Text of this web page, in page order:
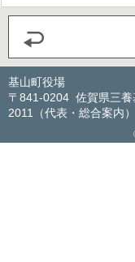
基山町役場
〒841-0204 佐賀県三
2011（代表・総合案内